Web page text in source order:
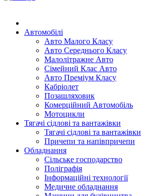
Автомобілі
Авто Малого Класу
Авто Середнього Класу
Малолітражне Авто
Сімейний Клас Авто
Авто Преміум Класу
Кабріолет
Позашляховик
Комерційний Автомобіль
Мотоцикли
Тягачі сідлові та вантажівки
Тягачі сідлові та вантажівки
Причепи та напівпричепи
Обладнання
Сільське господарство
Поліграфія
Інформаційні технології
Медичне обладнання